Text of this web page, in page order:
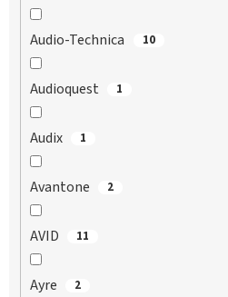
Audio-Technica 10
Audioquest 1
Audix 1
Avantone 2
AVID 11
Ayre 2